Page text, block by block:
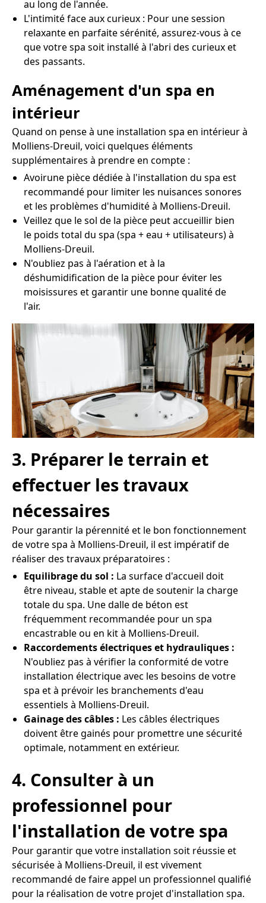
au long de l'année.
L'intimité face aux curieux : Pour une session
relaxante en parfaite sérénité, assurez-vous à ce
que votre spa soit installé à l'abri des curieux et
des passants.
Aménagement d'un spa en
intérieur
Quand on pense à une installation spa en intérieur à
Molliens-Dreuil, voici quelques éléments
supplémentaires à prendre en compte :
Avoirune pièce dédiée à l'installation du spa est
recommandé pour limiter les nuisances sonores
et les problèmes d'humidité à Molliens-Dreuil.
Veillez que le sol de la pièce peut accueillir bien
le poids total du spa (spa + eau + utilisateurs) à
Molliens-Dreuil.
N'oubliez pas à l'aération et à la
déshumidification de la pièce pour éviter les
moisissures et garantir une bonne qualité de
l'air.
3. Préparer le terrain et
effectuer les travaux
nécessaires
Pour garantir la pérennité et le bon fonctionnement
de votre spa à Molliens-Dreuil, il est impératif de
réaliser des travaux préparatoires :
Equilibrage du sol : La surface d'accueil doit
être niveau, stable et apte de soutenir la charge
totale du spa. Une dalle de béton est
fréquemment recommandée pour un spa
encastrable ou en kit à Molliens-Dreuil.
Raccordements électriques et hydrauliques :
N'oubliez pas à vérifier la conformité de votre
installation électrique avec les besoins de votre
spa et à prévoir les branchements d'eau
essentiels à Molliens-Dreuil.
Gainage des câbles : Les câbles électriques
doivent être gainés pour promettre une sécurité
optimale, notamment en extérieur.
4. Consulter à un
professionnel pour
l'installation de votre spa
Pour garantir que votre installation soit réussie et
sécurisée à Molliens-Dreuil, il est vivement
recommandé de faire appel un professionnel qualifié
pour la réalisation de votre projet d'installation spa.